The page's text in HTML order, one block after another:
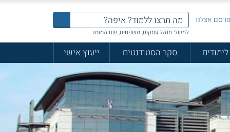
אצלנו
למשל: מנהל עסקים, משפטים, שם המוסד
סקר הסטודנטים ייעוץ אישי